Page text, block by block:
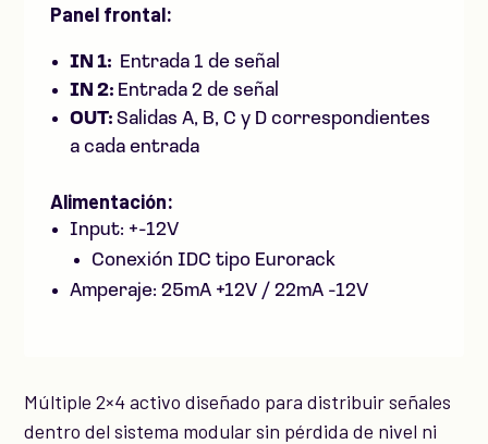
Panel frontal:
IN 1: Entrada 1 de señal
IN 2: Entrada 2 de señal
OUT:Salidas A, B, C y D correspondientes
a cada entrada
Alimentación:
Input: +-12V
Conexión IDC tipo Eurorack
Amperaje: 25mA +12V / 22mA -12V
Múltiple 2×4 activo diseñado para distribuir señales
dentro del sistema modular sin pérdida de nivel ni